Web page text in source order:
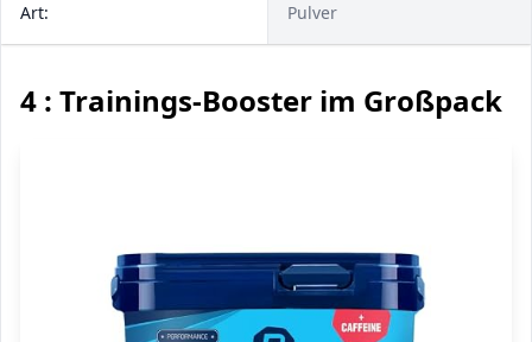
Art: Pulver
4 : Trainings-Booster im Großpack